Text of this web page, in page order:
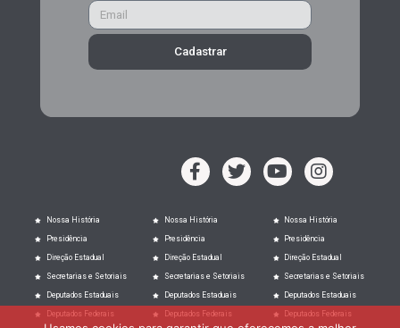
Cadastrar
Nossa História
Presidência
Direção Estadual
Secretarias e Setoriais
Deputados Estaduais
Deputados Federais
Nossa História
Presidência
Direção Estadual
Secretarias e Setoriais
Deputados Estaduais
Deputados Federais
Nossa História
Presidência
Direção Estadual
Secretarias e Setoriais
Deputados Estaduais
Deputados Federais